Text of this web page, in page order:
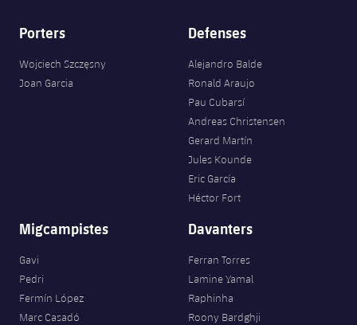
Porters
Wojciech Szczęsny
Joan Garcia
Defenses
Alejandro Balde
Ronald Araujo
Pau Cubarsí
Andreas Christensen
Gerard Martín
Jules Kounde
Eric García
Héctor Fort
Migcampistes
Gavi
Pedri
Fermín López
Marc Casadó
Davanters
Ferran Torres
Lamine Yamal
Raphinha
Roony Bardghji